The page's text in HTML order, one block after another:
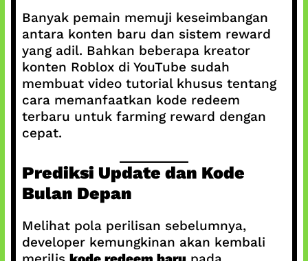
Banyak pemain memuji keseimbangan
antara konten baru dan sistem reward
yang adil. Bahkan beberapa kreator
konten Roblox di YouTube sudah
membuat video tutorial khusus tentang
cara memanfaatkan kode redeem
terbaru untuk farming reward dengan
cepat.
Prediksi Update dan Kode
Bulan Depan
Melihat pola perilisan sebelumnya,
developer kemungkinan akan kembali